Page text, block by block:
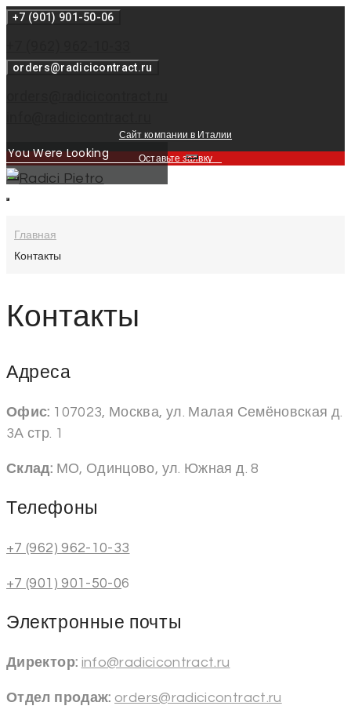
Перейти
контенту
+7 (901) 901-50-06
orders@radicicontract.ru
Сайт компании в Италии
Оставьте заявку
Главная
Контакты
Контакты
Адреса
Офис: 107023, Москва, ул. Малая Семёновская д.
3А стр. 1
Склад: МО, Одинцово, ул. Южная д. 8
Телефоны
+7 (962) 962-10-33
+7 (901) 901-50-06
Электронные почты
Директор: info@radicicontract.ru
Отдел продаж: orders@radicicontract.ru